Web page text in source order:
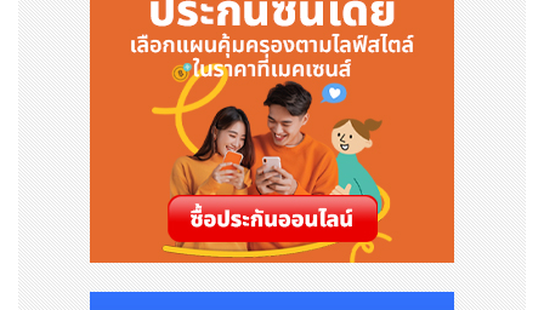
บาทของระบบการชำระเงินในการส่งเสริมการแลกเปลี่ยนและ
ความร่วมมือระดับทวิภาคี
คุณเซเตียวัน คอสมาส ซูโวโน หัวหน้าคณะกรรมการระบบการ
ชำระเงินระหว่างประเทศ สมาคมระบบการชำระเงินแห่งอินโด
นีเซีย (ASPI) กล่าวว่า QRIS ซึ่งเป็นมาตรฐาน QR code แห่
งชาติของอินโดนีเซีย ได้เริ่มใช้อย่างเป็นทางการตั้งแต่ปี 256
2 และในปีนี้ ASPI และยูเนี่ยนเพย์ได้ลงนามบันทึกความเข้าใจ
(MOU) เพื่อเริ่มบูรณาการระบบและรับรองมาตรฐานร่วมกัน